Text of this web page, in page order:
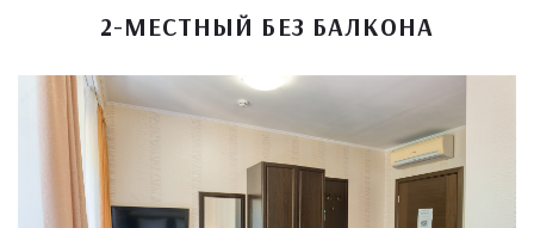
2-МЕСТНЫЙ БЕЗ БАЛКОНА